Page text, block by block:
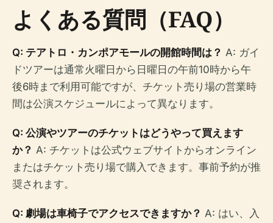
よくある質問（FAQ）
Q: テアトロ・カンポアモールの開館時間は？ A: ガイ
ドツアーは通常火曜日から日曜日の午前10時から午
後6時まで利用可能ですが、チケット売り場の営業時
間は公演スケジュールによって異なります。
Q: 公演やツアーのチケットはどうやって買えます
か？ A: チケットは公式ウェブサイトからオンライン
またはチケット売り場で購入できます。事前予約が推
奨されます。
Q: 劇場は車椅子でアクセスできますか？ A: はい、入